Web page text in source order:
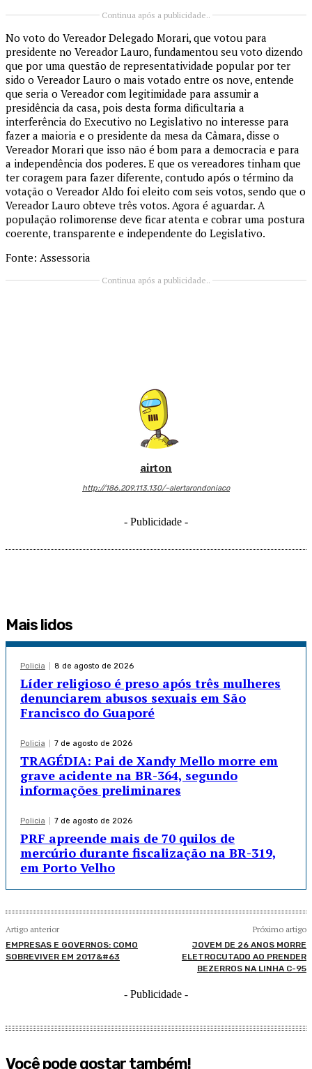
Continua após a publicidade..
No voto do Vereador Delegado Morari, que votou para
presidente no Vereador Lauro, fundamentou seu voto dizendo
que por uma questão de representatividade popular por ter
sido o Vereador Lauro o mais votado entre os nove, entende
que seria o Vereador com legitimidade para assumir a
presidência da casa, pois desta forma dificultaria a
interferência do Executivo no Legislativo no interesse para
fazer a maioria e o presidente da mesa da Câmara, disse o
Vereador Morari que isso não é bom para a democracia e para
a independência dos poderes. E que os vereadores tinham que
ter coragem para fazer diferente, contudo após o término da
votação o Vereador Aldo foi eleito com seis votos, sendo que o
Vereador Lauro obteve três votos. Agora é aguardar. A
população rolimorense deve ficar atenta e cobrar uma postura
coerente, transparente e independente do Legislativo.
Fonte: Assessoria
Continua após a publicidade..
airton
http://186.209.113.130/~alertarondoniaco
- Publicidade -
Mais lidos
Policia 8 de agosto de 2026
Líder religioso é preso após três mulheres
denunciarem abusos sexuais em São
Francisco do Guaporé
Policia 7 de agosto de 2026
TRAGÉDIA: Pai de Xandy Mello morre em
grave acidente na BR-364, segundo
informações preliminares
Policia 7 de agosto de 2026
PRF apreende mais de 70 quilos de
mercúrio durante fiscalização na BR-319,
em Porto Velho
Artigo anterior
EMPRESAS E GOVERNOS: COMO
SOBREVIVER EM 2017&#63
Próximo artigo
JOVEM DE 26 ANOS MORRE
ELETROCUTADO AO PRENDER
BEZERROS NA LINHA C-95
- Publicidade -
Você pode gostar também!